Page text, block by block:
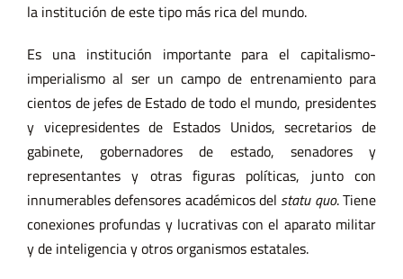
la institución de este tipo más rica del mundo.
Es una institución importante para el capitalismo-
imperialismo al ser un campo de entrenamiento para
cientos de jefes de Estado de todo el mundo, presidentes
y vicepresidentes de Estados Unidos, secretarios de
gabinete, gobernadores de estado, senadores y
representantes y otras figuras políticas, junto con
innumerables defensores académicos del statu quo. Tiene
conexiones profundas y lucrativas con el aparato militar
y de inteligencia y otros organismos estatales.